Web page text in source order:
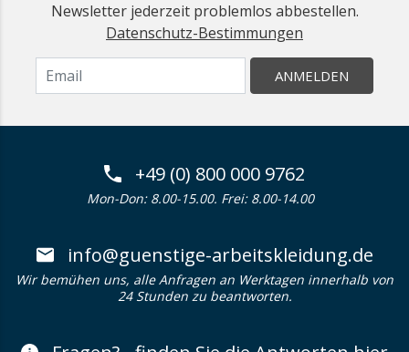
Newsletter jederzeit problemlos abbestellen.
Datenschutz-Bestimmungen
ANMELDEN
+49 (0) 800 000 9762
Mon-Don: 8.00-15.00. Frei: 8.00-14.00
info@guenstige-arbeitskleidung.de
Wir bemühen uns, alle Anfragen an Werktagen innerhalb von
24 Stunden zu beantworten.